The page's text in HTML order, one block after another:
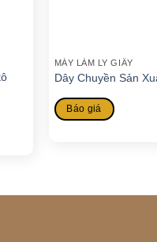
MÁY LÀM LY GIẤY
Dây Chuyền Sản
Báo giá